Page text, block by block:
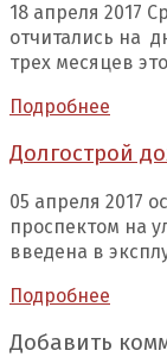
18 апреля 2017
отчитались на
трех месяцев
Подробнее
Долгострой
05 апреля 2017
проспектом на
введена в
Подробнее
Добавить